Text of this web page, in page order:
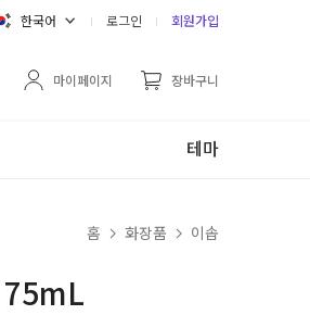
한국어 로그인 회원가입
마이페이지 장바구니
테마
홈 화장품 이솝
75mL